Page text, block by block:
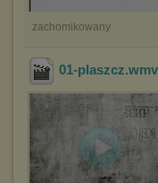
zachomikowany
01-plaszcz